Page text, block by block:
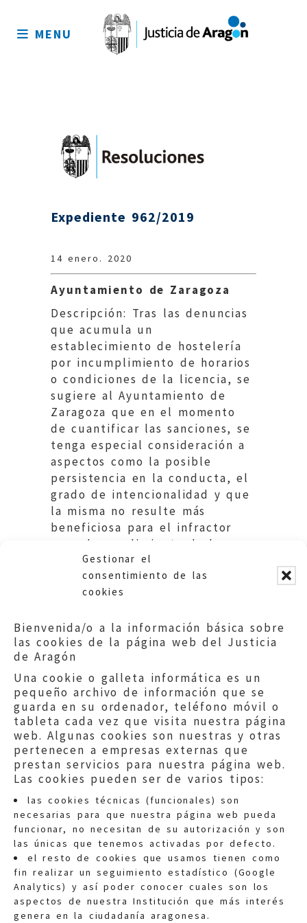
Gestionar el
consentimiento de las
cookies
Bienvenida/o a la información básica sobre
las cookies de la página web del Justicia
de Aragón
Una cookie o galleta informática es un
pequeño archivo de información que se
guarda en su ordenador, teléfono móvil o
tableta cada vez que visita nuestra página
web. Algunas cookies son nuestras y otras
pertenecen a empresas externas que
prestan servicios para nuestra página web.
Las cookies pueden ser de varios tipos:
las cookies técnicas (funcionales) son
necesarias para que nuestra página web pueda
funcionar, no necesitan de su autorización y son
las únicas que tenemos activadas por defecto.
el resto de cookies que usamos tienen como
fin realizar un seguimiento estadístico (Google
Analytics) y así poder conocer cuales son los
aspectos de nuestra Institución que más interés
genera en la ciudadanía aragonesa.
sitio
MENU
Expediente 962/2019
14 enero. 2020
Ayuntamiento de Zaragoza
Descripción: Tras las denuncias
que acumula un
establecimiento de hostelería
por incumplimiento de horarios
o condiciones de la licencia, se
sugiere al Ayuntamiento de
Zaragoza que en el momento
de cuantificar las sanciones, se
tenga especial consideración a
aspectos como la posible
persistencia en la conducta, el
grado de intencionalidad y que
la misma no resulte más
beneficiosa para el infractor
que el cumplimiento de las
normas infringidas
Quejas:quejas@eljusticiadearagon.es
Información general:
informacion@eljusticiadearagon.es
Teléfonos:900 210 210/